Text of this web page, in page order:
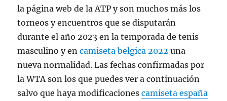
la página web de la ATP y son muchos más los
torneos y encuentros que se disputarán
durante el año 2023 en la temporada de tenis
masculino y encamiseta belgica 2022 una
nueva normalidad. Las fechas confirmadas por
la WTA son los que puedes ver a continuación
salvo que haya modificacionescamiseta españa